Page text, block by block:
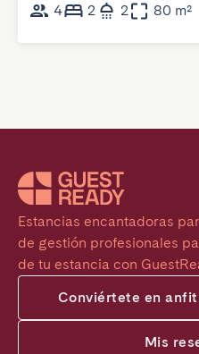
4
2 2 80 m²
Estancias encantadoras
de gestión profesionales
de tu estancia con
Conviértete en
Mis